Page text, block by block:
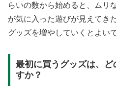
らいの数から始めると、ムリ
が気に入った遊びが見えてき
グッズを増やしていくとよい
最初に買うグッズは、
すか？